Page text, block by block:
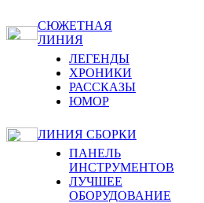
СЮЖЕТНАЯ
ЛИНИЯ
ЛЕГЕНДЫ
ХРОНИКИ
РАССКАЗЫ
ЮМОР
ЛИНИЯ СБОРКИ
ПАНЕЛЬ
ИНСТРУМЕНТОВ
ЛУЧШЕЕ
ОБОРУДОВАНИЕ